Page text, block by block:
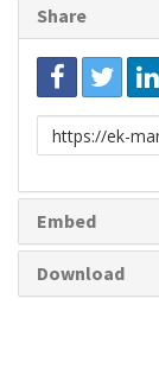
Share
Link
to
Embed
Download